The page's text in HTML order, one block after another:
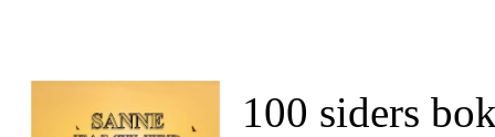
100 siders